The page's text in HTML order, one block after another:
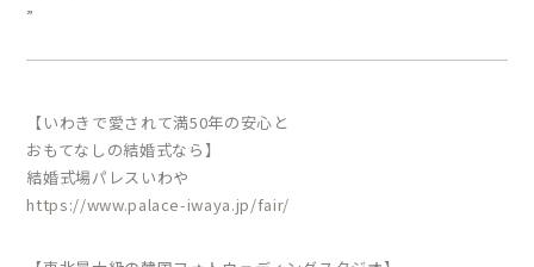
”
【いわきで愛されて満50年の安心と
おもてなしの結婚式なら】
結婚式場パレスいわや
https://www.palace-iwaya.jp/fair/